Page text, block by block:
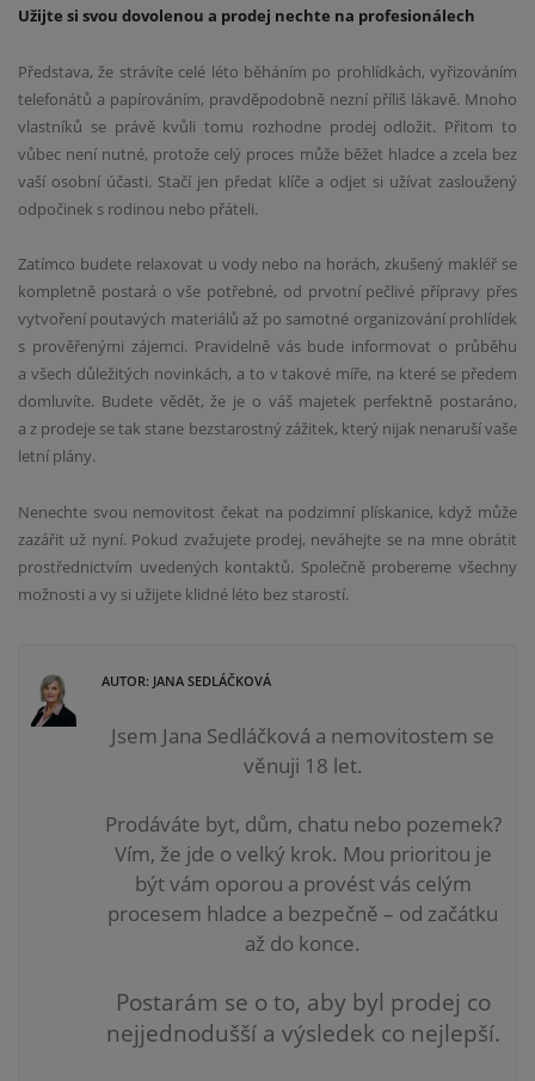
Užijte si svou dovolenou a prodej nechte na profesionálech
Představa, že strávíte celé léto běháním po prohlídkách, vyřizováním
telefonátů a papírováním, pravděpodobně nezní příliš lákavě. Mnoho
vlastníků se právě kvůli tomu rozhodne prodej odložit. Přitom to
vůbec není nutné, protože celý proces může běžet hladce a zcela bez
vaší osobní účasti. Stačí jen předat klíče a odjet si užívat zasloužený
odpočinek s rodinou nebo přáteli.
Zatímco budete relaxovat u vody nebo na horách, zkušený makléř se
kompletně postará o vše potřebné, od prvotní pečlivé přípravy přes
vytvoření poutavých materiálů až po samotné organizování prohlídek
s prověřenými zájemci. Pravidelně vás bude informovat o průběhu
a všech důležitých novinkách, a to v takové míře, na které se předem
domluvíte. Budete vědět, že je o váš majetek perfektně postaráno,
a z prodeje se tak stane bezstarostný zážitek, který nijak nenaruší vaše
letní plány.
Nenechte svou nemovitost čekat na podzimní plískanice, když může
zazářit už nyní. Pokud zvažujete prodej, neváhejte se na mne obrátit
prostřednictvím uvedených kontaktů. Společně probereme všechny
možnosti a vy si užijete klidné léto bez starostí.
AUTOR: JANA SEDLÁČKOVÁ
Jsem Jana Sedláčková a nemovitostem se
věnuji 18 let.
Prodáváte byt, dům, chatu nebo pozemek?
Vím, že jde o velký krok. Mou prioritou je
být vám oporou a provést vás celým
procesem hladce a bezpečně – od začátku
až do konce.
Postarám se o to, aby byl prodej co
nejjednodušší a výsledek co nejlepší.